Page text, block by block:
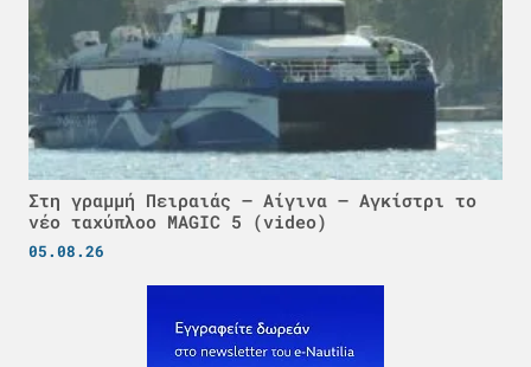
Στη γραμμή Πειραιάς – Αίγινα – Αγκίστρι το
νέο ταχύπλοο MAGIC 5 (video)
05.08.26